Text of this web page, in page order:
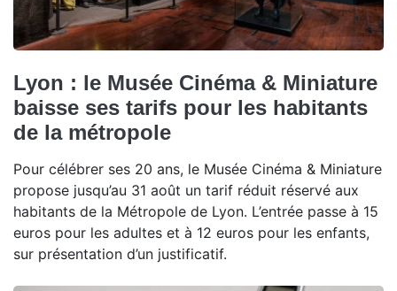
Lyon : le Musée Cinéma & Miniature
baisse ses tarifs pour les habitants
de la métropole
Pour célébrer ses 20 ans, le Musée Cinéma & Miniature
propose jusqu’au 31 août un tarif réduit réservé aux
habitants de la Métropole de Lyon. L’entrée passe à 15
euros pour les adultes et à 12 euros pour les enfants,
sur présentation d’un justificatif.